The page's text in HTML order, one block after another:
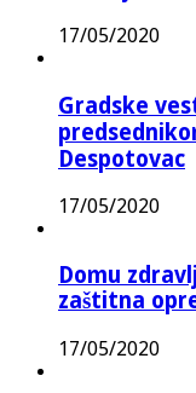
17/05/2020
Gradske
Despotovac
17/05/2020
Domu
zaštitna
17/05/2020